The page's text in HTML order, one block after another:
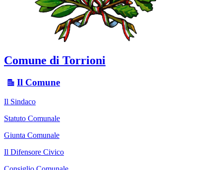
Comune di Torrioni
Il Comune
Il Sindaco
Statuto Comunale
Giunta Comunale
Il Difensore Civico